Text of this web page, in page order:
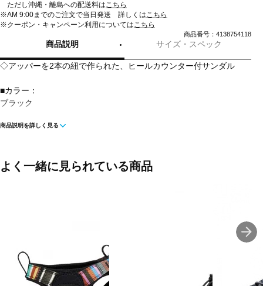
ただし沖縄・離島への配送料はこちら
※AM 9:00までのご注文で当日発送 詳しくはこちら
※クーポン・キャンペーン利用についてはこちら
商品番号：4138754118
商品説明 サイズ・スペック
◇アッパーを2本の紐で作られた、ヒールカウンター付サンダル
■カラー：
ブラック
■甲材(アッパー)：ポリエステルコード×マイクロファイバー
■用途：アウトドアカジュアル
■生産国：タイ
商品説明を詳しく見る
よく一緒に見られている商品